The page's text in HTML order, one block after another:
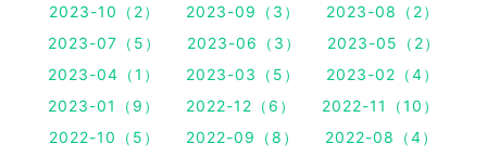
2023-10（2）
2023-09（3）
2023-08（2）
2023-07（5）
2023-06（3）
2023-05（2）
2023-04（1）
2023-03（5）
2023-02（4）
2023-01（9）
2022-12（6）
2022-11（10）
2022-10（5）
2022-09（8）
2022-08（4）